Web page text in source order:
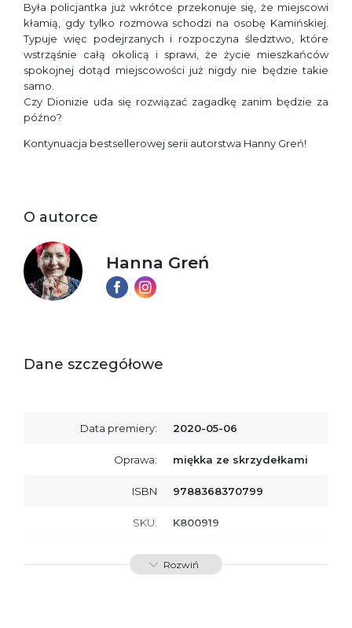
Była policjantka już wkrótce przekonuje się, że miejscowi
kłamią, gdy tylko rozmowa schodzi na osobę Kamińskiej.
Typuje więc podejrzanych i rozpoczyna śledztwo, które
wstrząśnie całą okolicą i sprawi, że życie mieszkańców
spokojnej dotąd miejscowości już nigdy nie będzie takie
samo.
Czy Dionizie uda się rozwiązać zagadkę zanim będzie za
późno?
Kontynuacja bestsellerowej serii autorstwa Hanny Greń!
O autorce
Hanna Greń
Dane szczegółowe
Data premiery: 2020-05-06
Oprawa: miękka ze skrzydełkami
ISBN 9788368370799
SKU: K800919
Producent / Osoby
odpowiedzialne za
Wydawnictwo Poznańskie
Sp. z o.o.
Rozwiń